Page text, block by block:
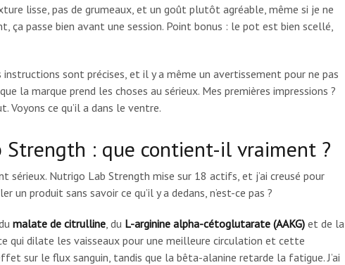
lisse, pas de grumeaux, et un goût plutôt agréable, même si je ne
ça passe bien avant une session. Point bonus : le pot est bien scellé,
instructions sont précises, et il y a même un avertissement pour ne pas
la marque prend les choses au sérieux. Mes premières impressions ?
Voyons ce qu’il a dans le ventre.
: que contient-il vraiment ?
sérieux. Nutrigo Lab Strength mise sur 18 actifs, et j’ai creusé pour
un produit sans savoir ce qu’il y a dedans, n’est-ce pas ?
malate de citrulline, du L-arginine alpha-cétoglutarate (AAKG) et de la
qui dilate les vaisseaux pour une meilleure circulation et cette
sur le flux sanguin, tandis que la bêta-alanine retarde la fatigue. J’ai